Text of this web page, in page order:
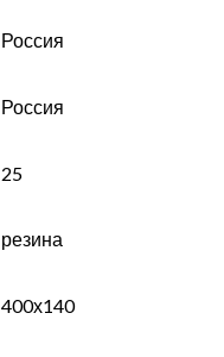
Россия
Россия
25
резина
400х140